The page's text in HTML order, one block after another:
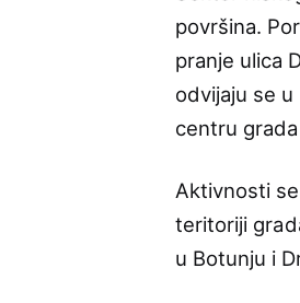
površina.
pranje ulica
odvijaju se
centru
Aktivnosti
teritoriji
u Botunju i